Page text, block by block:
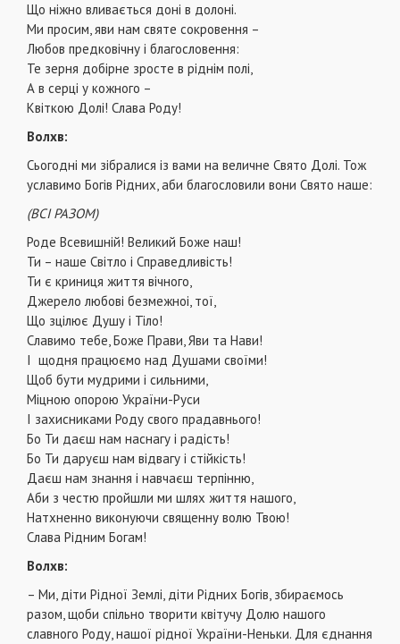
Що ніжно вливається доні в долоні.
Ми просим, яви нам святе сокровення –
Любов предковічну і благословення:
Те зерня добірне зросте в ріднім полі,
А в серці у кожного –
Квіткою Долі! Слава Роду!
Волхв:
Сьогодні ми зібралися із вами на величне Свято Долі. Тож
уславимо Богів Рідних, аби благословили вони Свято наше:
(ВСІ РАЗОМ)
Роде Всевишній! Великий Боже наш!
Ти – наше Світло і Справедливість!
Ти є криниця життя вічного,
Джерело любові безмежноі, тої,
Що зцілює Душу і Тіло!
Славимо тебе, Боже Прави, Яви та Нави!
І щодня працюємо над Душами своїми!
Щоб бути мудрими і сильними,
Міцною опорою України-Руси
І захисниками Роду свого прадавнього!
Бо Ти даєш нам наснагу і радість!
Бо Ти даруєш нам відвагу і стійкість!
Даєш нам знання і навчаєш терпінню,
Аби з честю пройшли ми шлях життя нашого,
Натхненно виконуючи священну волю Твою!
Слава Рідним Богам!
Волхв:
– Ми, діти Рідної Землі, діти Рідних Богів, збираємось
разом, щоби спільно творити квітучу Долю нашого
славного Роду, нашої рідної України-Неньки. Для єднання